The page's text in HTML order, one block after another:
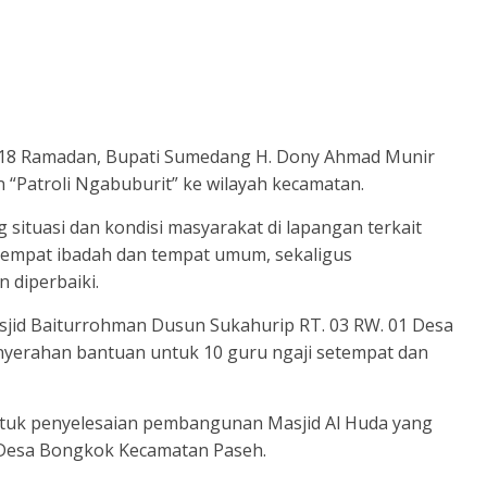
Ramadan, Bupati Sumedang H. Dony Ahmad Munir
Ngabuburit” ke wilayah kecamatan.
dan kondisi masyarakat di lapangan terkait
ibadah dan tempat umum, sekaligus
diperbaiki.
Baiturrohman Dusun Sukahurip RT. 03 RW. 01 Desa
bantuan untuk 10 guru ngaji setempat dan
penyelesaian pembangunan Masjid Al Huda yang
Bongkok Kecamatan Paseh.